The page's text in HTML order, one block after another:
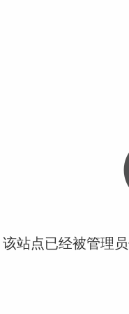
站点已经被管理